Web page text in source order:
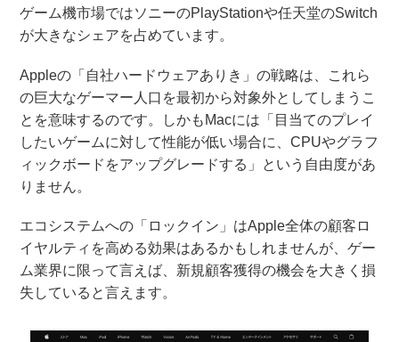
ゲーム機市場ではソニーのPlayStationや任天堂のSwitch
が大きなシェアを占めています。
Appleの「自社ハードウェアありき」の戦略は、これら
の巨大なゲーマー人口を最初から対象外としてしまうこ
とを意味するのです。しかもMacには「目当てのプレイ
したいゲームに対して性能が低い場合に、CPUやグラフ
ィックボードをアップグレードする」という自由度があ
りません。
エコシステムへの「ロックイン」はApple全体の顧客ロ
イヤルティを高める効果はあるかもしれませんが、ゲー
ム業界に限って言えば、新規顧客獲得の機会を大きく損
失していると言えます。